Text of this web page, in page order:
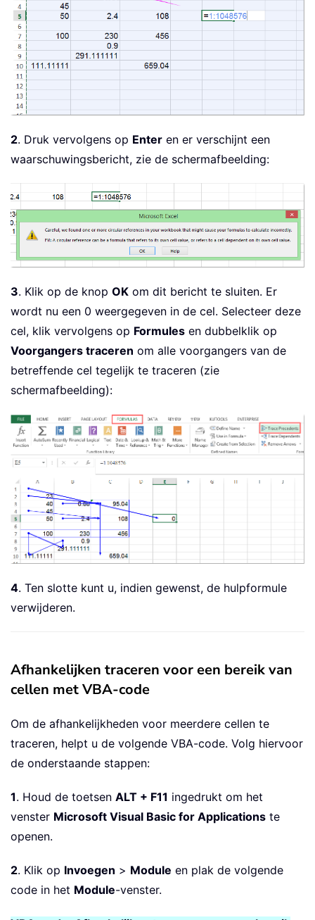
2. Druk vervolgens op Enter en er verschijnt een
waarschuwingsbericht, zie de schermafbeelding:
3. Klik op de knop OK om dit bericht te sluiten. Er
wordt nu een 0 weergegeven in de cel. Selecteer deze
cel, klik vervolgens op Formules en dubbelklik op
Voorgangers traceren om alle voorgangers van de
betreffende cel tegelijk te traceren (zie
schermafbeelding):
4. Ten slotte kunt u, indien gewenst, de hulpformule
verwijderen.
Afhankelijken traceren voor een bereik van
cellen met VBA-code
Om de afhankelijkheden voor meerdere cellen te
traceren, helpt u de volgende VBA-code. Volg hiervoor
de onderstaande stappen:
1. Houd de toetsen ALT + F11 ingedrukt om het
venster Microsoft Visual Basic for Applications te
openen.
2. Klik op Invoegen > Module en plak de volgende
code in het Module-venster.